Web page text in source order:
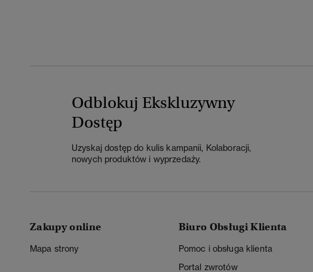
Odblokuj Ekskluzywny
Dostęp
Uzyskaj dostęp do kulis kampanii, Kolaboracji,
nowych produktów i wyprzedaży.
Zakupy online
Mapa strony
Biuro Obsługi Klienta
Pomoc i obsługa klienta
Portal zwrotów